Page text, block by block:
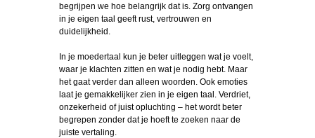
begrijpen we hoe belangrijk dat is. Zorg ontvangen
in je eigen taal geeft rust, vertrouwen en
duidelijkheid.
In je moedertaal kun je beter uitleggen wat je voelt,
waar je klachten zitten en wat je nodig hebt. Maar
het gaat verder dan alleen woorden. Ook emoties
laat je gemakkelijker zien in je eigen taal. Verdriet,
onzekerheid of juist opluchting – het wordt beter
begrepen zonder dat je hoeft te zoeken naar de
juiste vertaling.